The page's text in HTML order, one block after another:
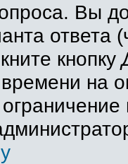
Вы
ответа
кнопку
на